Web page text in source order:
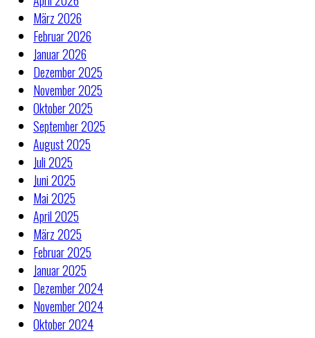
März 2026
Februar 2026
Januar 2026
Dezember 2025
November 2025
Oktober 2025
September 2025
August 2025
Juli 2025
Juni 2025
Mai 2025
April 2025
März 2025
Februar 2025
Januar 2025
Dezember 2024
November 2024
Oktober 2024